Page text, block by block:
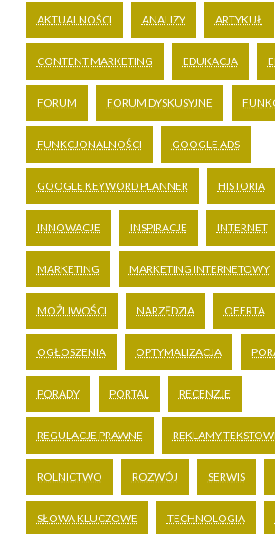
AKTUALNOŚCI ANALIZY ARTYKUŁ
CONTENT MARKETING EDUKACJA
FORUM FORUM DYSKUSYJNE
FUNKCJONALNOŚCI GOOGLE ADS
GOOGLE KEYWORD PLANNER HISTORIA
INNOWACJE INSPIRACJE INTERNET
MARKETING MARKETING INTERNETOWY
MOŻLIWOŚCI NARZĘDZIA OFERTA
OGŁOSZENIA OPTYMALIZACJA
PORADY PORTAL RECENZJE
REGULACJE PRAWNE REKLAMY
ROLNICTWO ROZWÓJ SERWIS
SŁOWA KLUCZOWE TECHNOLOGIA